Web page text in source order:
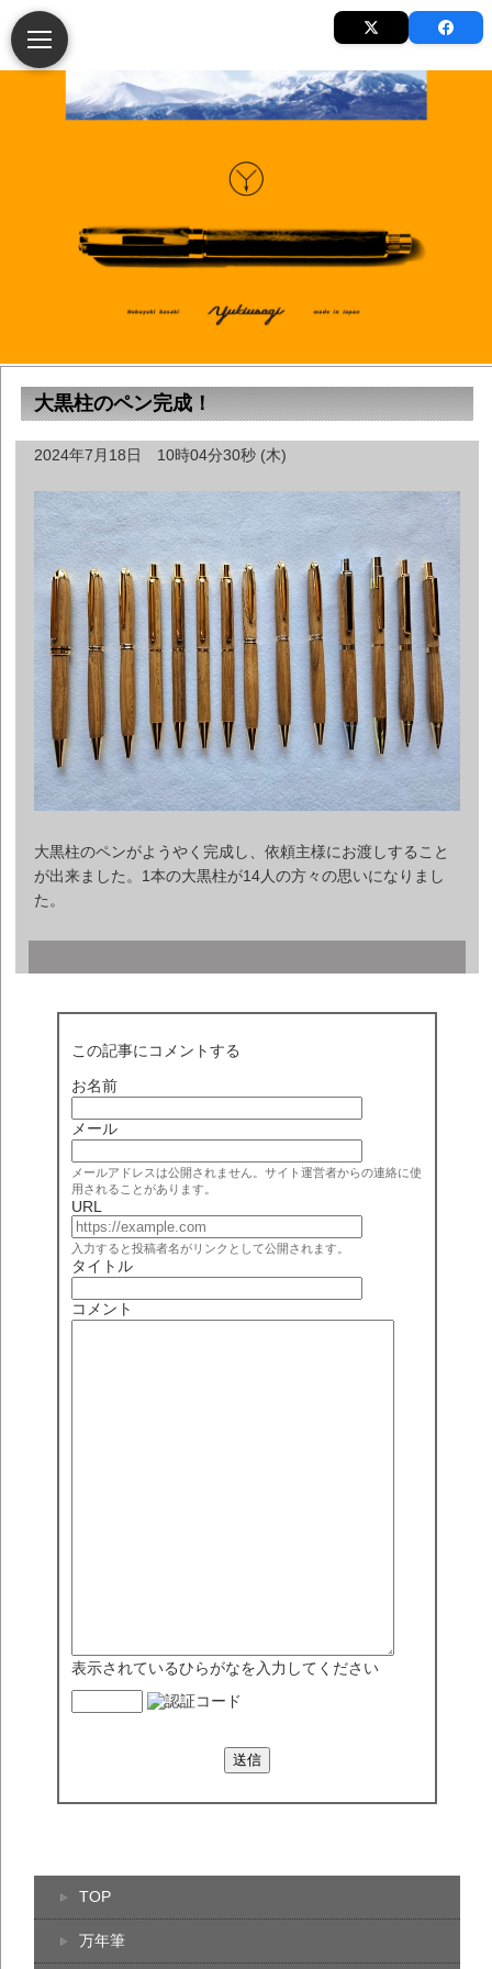
大黒柱のペン完成！
2024年7月18日 10時04分30秒 (木)
大黒柱のペンがようやく完成し、依頼主様にお渡しすること
が出来ました。1本の大黒柱が14人の方々の思いになりまし
た。
この記事にコメントする
お名前
メール
メールアドレスは公開されません。サイト運営者からの連絡に使
用されることがあります。
URL
入力すると投稿者名がリンクとして公開されます。
タイトル
コメント
表示されているひらがなを入力してください
TOP
万年筆